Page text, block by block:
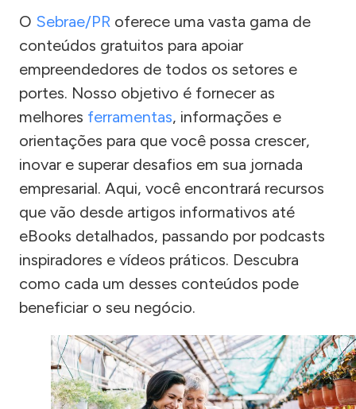
O Sebrae/PR oferece uma vasta gama de
conteúdos gratuitos para apoiar
empreendedores de todos os setores e
portes. Nosso objetivo é fornecer as
melhores ferramentas, informações e
orientações para que você possa crescer,
inovar e superar desafios em sua jornada
empresarial. Aqui, você encontrará recursos
que vão desde artigos informativos até
eBooks detalhados, passando por podcasts
inspiradores e vídeos práticos. Descubra
como cada um desses conteúdos pode
beneficiar o seu negócio.